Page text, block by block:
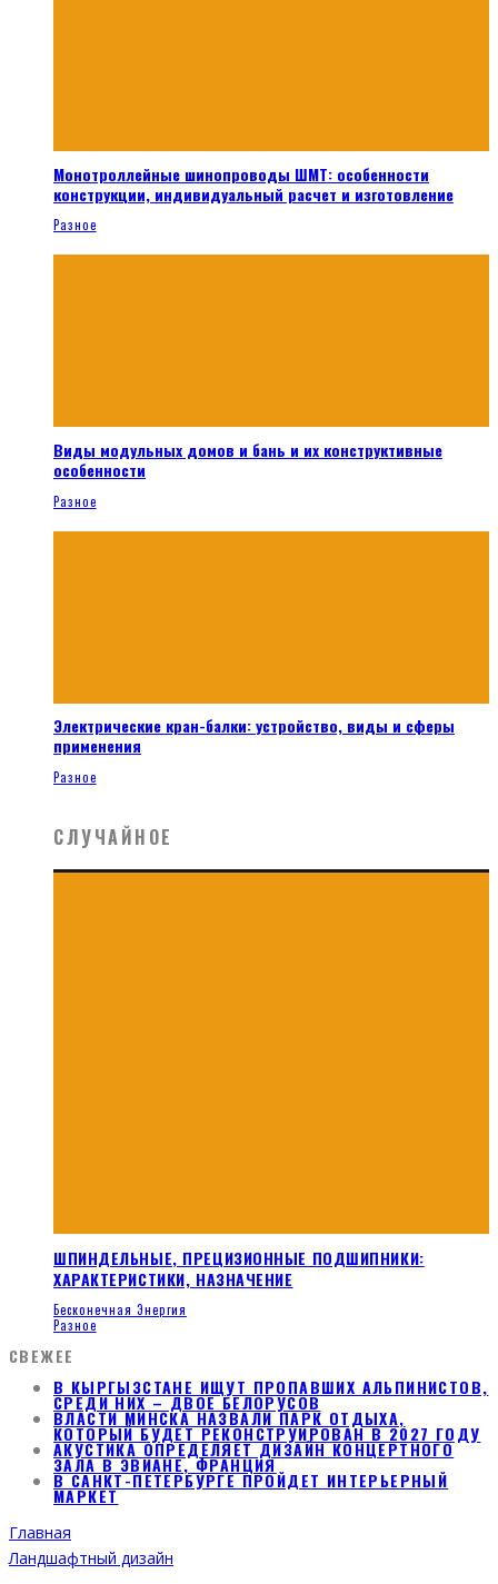
Монотроллейные шинопроводы ШМТ: особенности
конструкции, индивидуальный расчет и изготовление
Разное
Виды модульных домов и бань и их конструктивные
особенности
Разное
Электрические кран-балки: устройство, виды и сферы
применения
Разное
СЛУЧАЙНОЕ
ШПИНДЕЛЬНЫЕ, ПРЕЦИЗИОННЫЕ ПОДШИПНИКИ:
ХАРАКТЕРИСТИКИ, НАЗНАЧЕНИЕ
Бесконечная Энергия
Разное
СВЕЖЕЕ
В КЫРГЫЗСТАНЕ ИЩУТ ПРОПАВШИХ АЛЬПИНИСТОВ,
СРЕДИ НИХ – ДВОЕ БЕЛОРУСОВ
ВЛАСТИ МИНСКА НАЗВАЛИ ПАРК ОТДЫХА,
КОТОРЫЙ БУДЕТ РЕКОНСТРУИРОВАН В 2027 ГОДУ
АКУСТИКА ОПРЕДЕЛЯЕТ ДИЗАЙН КОНЦЕРТНОГО
ЗАЛА В ЭВИАНЕ, ФРАНЦИЯ
В САНКТ-ПЕТЕРБУРГЕ ПРОЙДЕТ ИНТЕРЬЕРНЫЙ
МАРКЕТ
Главная
Ландшафтный дизайн